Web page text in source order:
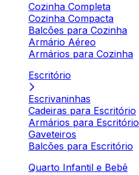
Cozinha Completa
Cozinha Compacta
Balcões para Cozinha
Armário Aéreo
Armários para Cozinha
Escritório
Escrivaninhas
Cadeiras para Escritório
Armários para Escritório
Gaveteiros
Balcões para Escritório
Quarto Infantil e Bebê